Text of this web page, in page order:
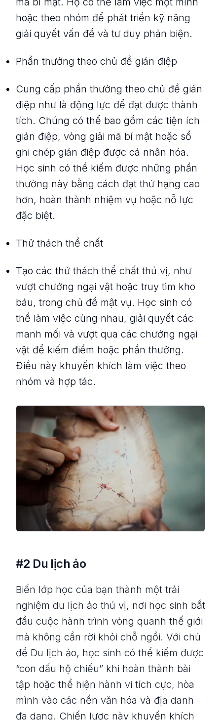
hoặc theo nhóm để phát triển kỹ năng
giải quyết vấn đề và tư duy phản biện.
Phần thưởng theo chủ đề gián điệp
Cung cấp phần thưởng theo chủ đề gián
điệp như là động lực để đạt được thành
tích. Chúng có thể bao gồm các tiện ích
gián điệp, vòng giải mã bí mật hoặc sổ
ghi chép gián điệp được cá nhân hóa.
Học sinh có thể kiếm được những phần
thưởng này bằng cách đạt thứ hạng cao
hơn, hoàn thành nhiệm vụ hoặc nỗ lực
đặc biệt.
Thử thách thể chất
Tạo các thử thách thể chất thú vị, như
vượt chướng ngại vật hoặc truy tìm kho
báu, trong chủ đề mật vụ. Học sinh có
thể làm việc cùng nhau, giải quyết các
manh mối và vượt qua các chướng ngại
vật để kiếm điểm hoặc phần thưởng.
Điều này khuyến khích làm việc theo
nhóm và hợp tác.
#2 Du lịch ảo
Biến lớp học của bạn thành một trải
nghiệm du lịch ảo thú vị, nơi học sinh bắt
đầu cuộc hành trình vòng quanh thế giới
mà không cần rời khỏi chỗ ngồi. Với chủ
đề Du lịch ảo, học sinh có thể kiếm được
“con dấu hộ chiếu” khi hoàn thành bài
tập hoặc thể hiện hành vi tích cực, hòa
mình vào các nền văn hóa và địa danh
đa dạng. Chiến lược này khuyến khích